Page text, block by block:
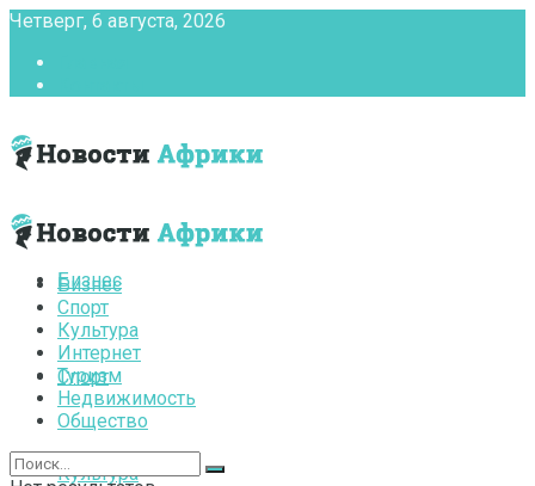
Четверг, 6 августа, 2026
Бизнес
Спорт
Культура
Бизнес
Спорт
Культура
Интернет
Туризм
Недвижимость
Общество